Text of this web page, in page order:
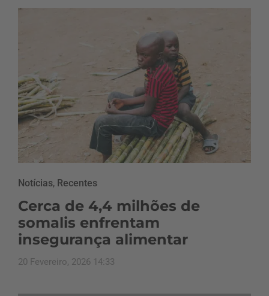
Notícias, Recentes
Cerca de 4,4 milhões de
somalis enfrentam
insegurança alimentar
20 Fevereiro, 2026 14:33